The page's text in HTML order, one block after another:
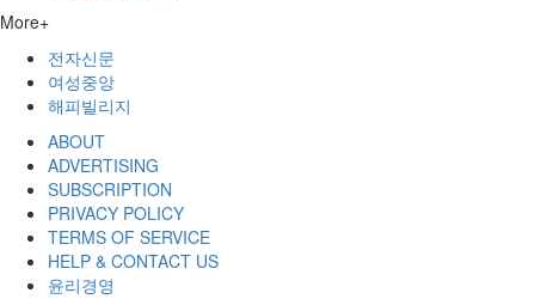
More+
전자신문
여성중앙
해피빌리지
ABOUT
ADVERTISING
SUBSCRIPTION
PRIVACY POLICY
TERMS OF SERVICE
HELP & CONTACT US
윤리경영